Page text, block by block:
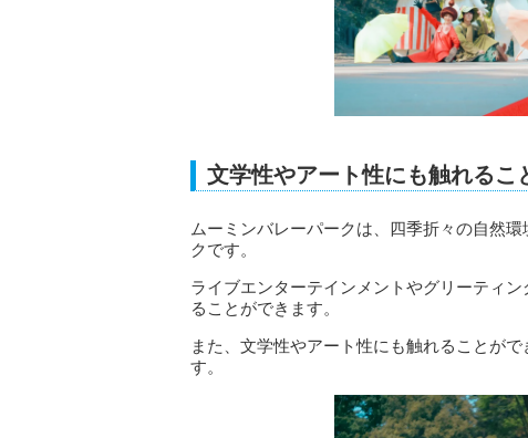
文学性やアート性にも触れるこ
ムーミンバレーパークは、四季折々の自然
クです。
ライブエンターテインメントやグリーティ
ることができます。
また、文学性やアート性にも触れることが
す。